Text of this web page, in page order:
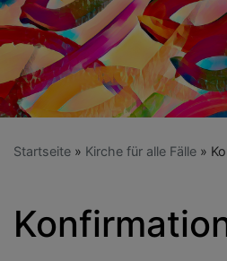
Startseite Kirche für alle Fälle